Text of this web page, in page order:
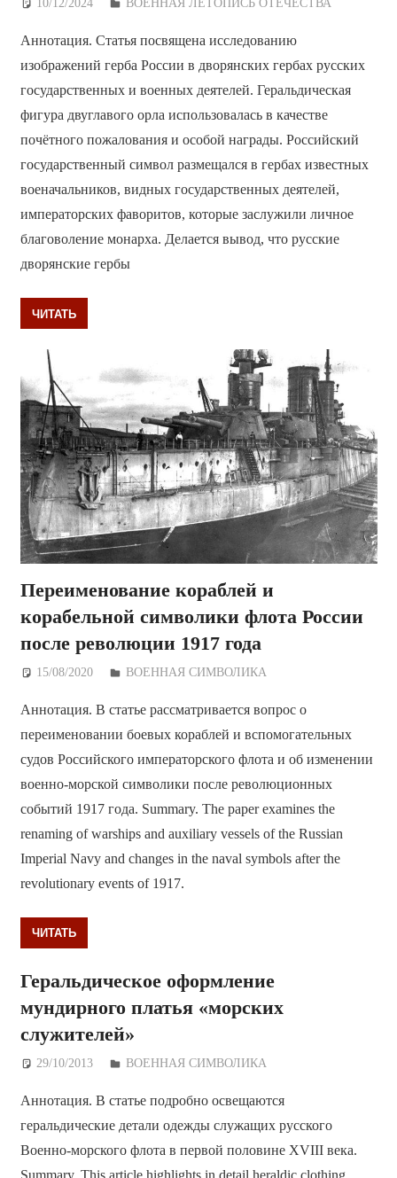
10/12/2024 Дежурный по Редакции
ВОЕННАЯ ЛЕТОПИСЬ ОТЕЧЕСТВА
Аннотация. Статья посвящена исследованию
изображений герба России в дворянских гербах русских
государственных и военных деятелей. Геральдическая
фигура двуглавого орла использовалась в качестве
почётного пожалования и особой награды. Российский
государственный символ размещался в гербах известных
военачальников, видных государственных деятелей,
императорских фаворитов, которые заслужили личное
благоволение монарха. Делается вывод, что русские
дворянские гербы
ЧИТАТЬ
Переименование кораблей и
корабельной символики флота России
после революции 1917 года
15/08/2020 Дежурный по Редакции
ВОЕННАЯ СИМВОЛИКА
Аннотация. В статье рассматривается вопрос о
переименовании боевых кораблей и вспомогательных
судов Российского императорского флота и об изменении
военно-морской символики после революционных
событий 1917 года. Summary. The paper examines the
renaming of warships and auxiliary vessels of the Russian
Imperial Navy and changes in the naval symbols after the
revolutionary events of 1917.
ЧИТАТЬ
Геральдическое оформление
мундирного платья «морских
служителей»
29/10/2013 Дежурный по Редакции
ВОЕННАЯ СИМВОЛИКА
Аннотация. В статье подробно освещаются
геральдические детали одежды служащих русского
Военно-морского флота в первой половине XVIII века.
Summary. This article highlights in detail heraldic clothing